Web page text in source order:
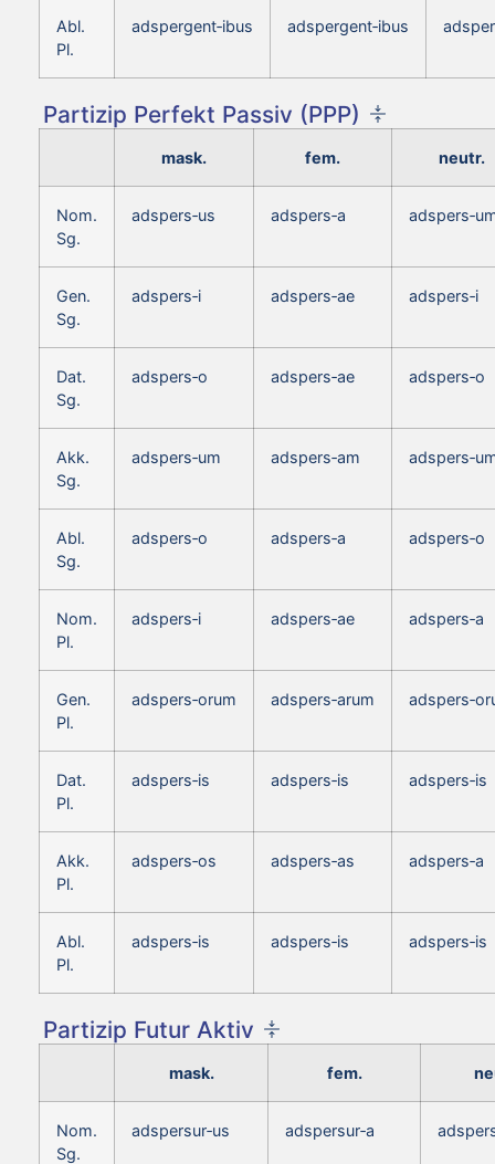
Abl.
Pl.
adspergent‑ibus adspergent‑ibus
Partizip Perfekt Passiv (PPP)
mask. fem. neutr.
Nom.
Sg.
adspers‑us adspers‑a
Gen.
Sg.
adspers‑i adspers‑ae adspers‑i
Dat.
Sg.
adspers‑o adspers‑ae adspers‑o
Akk.
Sg.
adspers‑um adspers‑am
Abl.
Sg.
adspers‑o adspers‑a adspers‑o
Nom.
Pl.
adspers‑i adspers‑ae adspers‑a
Gen.
Pl.
adspers‑orum adspers‑arum
Dat.
Pl.
adspers‑is adspers‑is adspers‑is
Akk.
Pl.
adspers‑os adspers‑as adspers‑a
Abl.
Pl.
adspers‑is adspers‑is adspers‑is
Partizip Futur Aktiv
mask. fem.
Nom.
Sg.
adspersur‑us adspersur‑a